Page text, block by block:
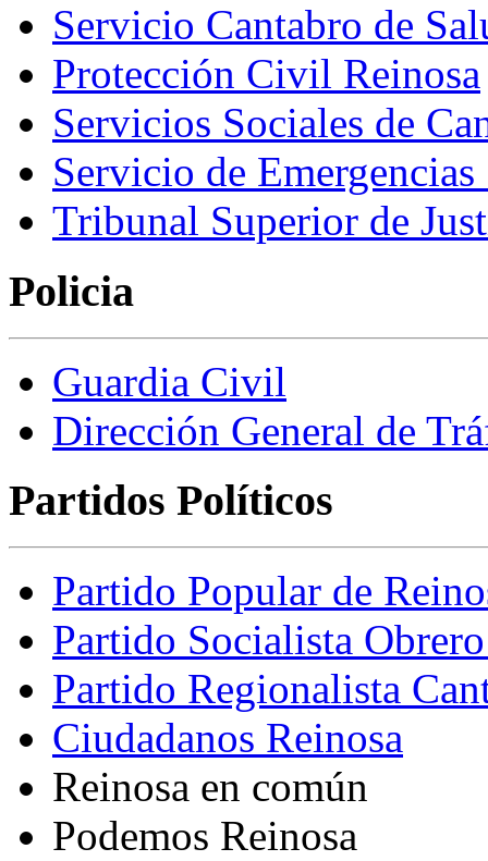
Servicio Cantabro de
Protección Civil Reinosa
Servicios Sociales de
Servicio de
Tribunal Superior de
Policia
Guardia Civil
Dirección General de
Partidos Políticos
Partido Popular de
Partido Socialista
Partido Regionalista
Ciudadanos Reinosa
Reinosa en común
Podemos Reinosa